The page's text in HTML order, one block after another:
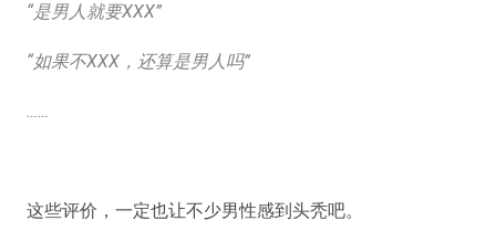
“是男人就要XXX”
“如果不XXX，还算是男人吗”
……
这些评价，一定也让不少男性感到头秃吧。